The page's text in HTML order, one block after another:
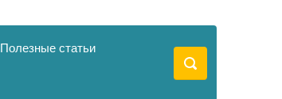
Полезные статьи